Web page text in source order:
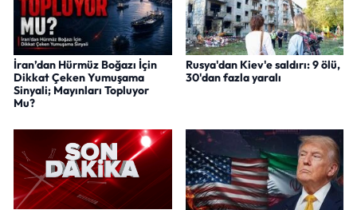
İran’dan Hürmüz Boğazı İçin
Dikkat Çeken Yumuşama
Sinyali; Mayınları Topluyor
Mu?
Rusya'dan Kiev'e saldırı: 9 ölü,
30'dan fazla yaralı